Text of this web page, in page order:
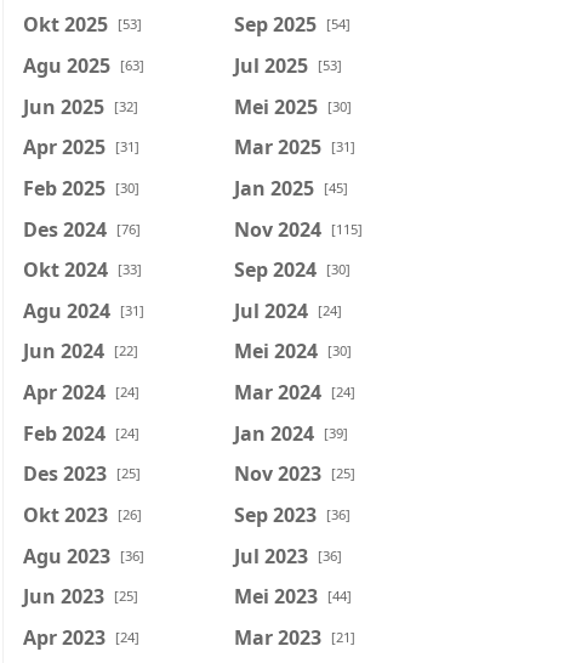
Okt 2025 [53] Sep 2025 [54]
Agu 2025 [63] Jul 2025 [53]
Jun 2025 [32] Mei 2025 [30]
Apr 2025 [31] Mar 2025 [31]
Feb 2025 [30] Jan 2025 [45]
Des 2024 [76] Nov 2024 [115]
Okt 2024 [33] Sep 2024 [30]
Agu 2024 [31] Jul 2024 [24]
Jun 2024 [22] Mei 2024 [30]
Apr 2024 [24] Mar 2024 [24]
Feb 2024 [24] Jan 2024 [39]
Des 2023 [25] Nov 2023 [25]
Okt 2023 [26] Sep 2023 [36]
Agu 2023 [36] Jul 2023 [36]
Jun 2023 [25] Mei 2023 [44]
Apr 2023 [24] Mar 2023 [21]